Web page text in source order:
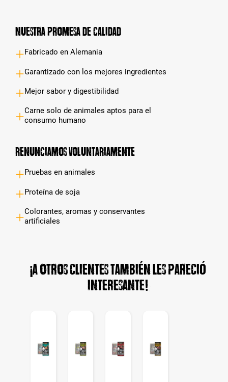
Nuestra promesa de calidad
Fabricado en Alemania
Garantizado con los mejores ingredientes
Mejor sabor y digestibilidad
Carne solo de animales aptos para el
consumo humano
Renunciamos voluntariamente
Pruebas en animales
Proteína de soja
Colorantes, aromas y conservantes
artificiales
¡A otros clientes también les pareció
interesante!